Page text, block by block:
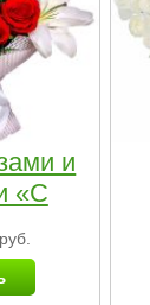
и
«С
руб.